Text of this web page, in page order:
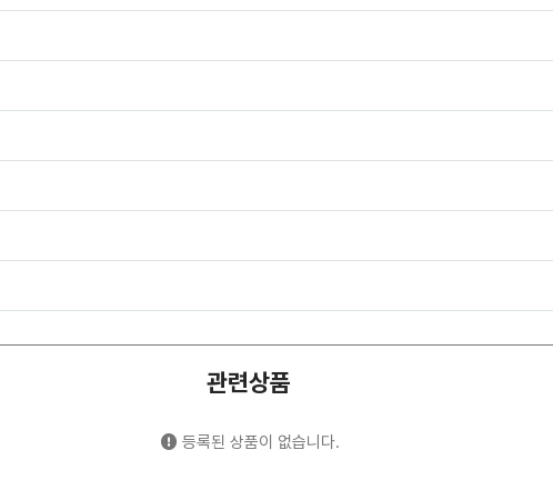
관련상품
등록된 상품이 없습니다.